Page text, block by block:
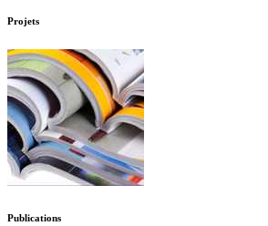
Projets
Publications